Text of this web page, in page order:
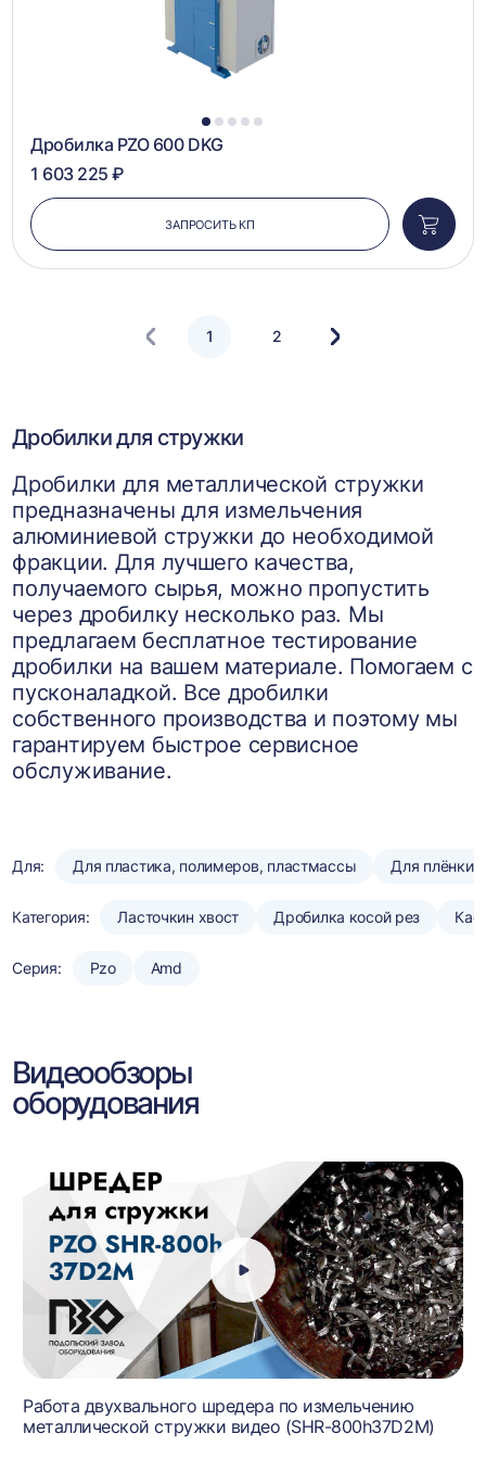
1 2 3 4 5
Дробилка PZO 600 DKG
1 603 225 ₽
ЗАПРОСИТЬ КП
в
1 2
Следующая
Дробилки для стружки
Дробилки для металлической стружки
предназначены для измельчения
алюминиевой стружки до необходимой
фракции. Для лучшего качества,
получаемого сырья, можно пропустить
через дробилку несколько раз. Мы
предлагаем бесплатное тестирование
дробилки на вашем материале. Помогаем с
пусконаладкой. Все дробилки
собственного производства и поэтому мы
гарантируем быстрое сервисное
обслуживание.
Для: Для пластика, полимеров, пластмассы Для плёнки
Категория: Ласточкин хвост Дробилка косой рез
Серия: Pzo Amd
Видеообзоры
оборудования
Работа двухвального шредера по измельчению
металлической стружки видео (SHR-800h37D2M)